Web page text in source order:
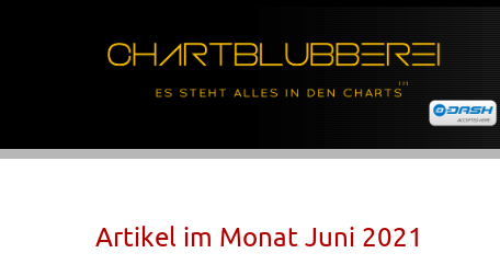
Artikel im Monat Juni 2021